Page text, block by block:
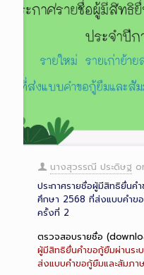
นางสุวรรณี ประดิษฐ
ประกาศรายชื่อผู้มีสิทธิยื่นค
ศึกษา 2568 ที่ส่งแบบคำข
ครั้งที่ 2
ตรวจสอบรายชื่อ
ผู้มีสิทธิยื่นคำขอกู้ยืมผ่านระ
ส่งแบบคำขอกู้ยืมและสัมภ